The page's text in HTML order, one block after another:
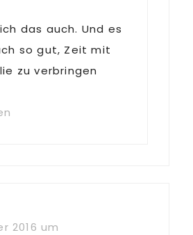
das auch. Und es
so gut, Zeit mit
zu verbringen
2016 um